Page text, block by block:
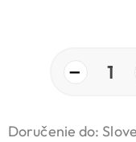
− 1
Doručenie do: